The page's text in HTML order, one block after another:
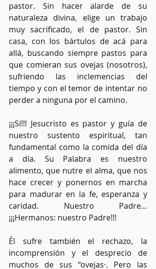
pastor. Sin hacer alarde de su
naturaleza divina, elige un trabajo
muy sacrificado, el de pastor. Sin
casa, con los bártulos de acá para
allá, buscando siempre pastos para
que comieran sus ovejas (nosotros),
sufriendo las inclemencias del
tiempo y con el temor de intentar no
perder a ninguna por el camino.
¡¡¡Sí!!! Jesucristo es pastor y guía de
nuestro sustento espiritual, tan
fundamental como la comida del día
a día. Su Palabra es nuestro
alimento, que nutre el alma, que nos
hace crecer y ponernos en marcha
para madurar en la fe, esperanza y
caridad. Nuestro Padre…
¡¡¡Hermanos: nuestro Padre!!!
Él sufre también el rechazo, la
incomprensión y el desprecio de
muchos de sus “ovejas·. Pero las